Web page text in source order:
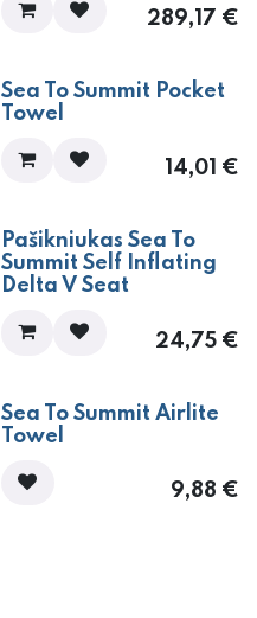
289,17 €
Sea To Summit Pocket
Towel
14,01 €
Pašikniukas Sea To
Summit Self Inflating
Delta V Seat
24,75€
Sea To Summit Airlite
Towel
9,88 €